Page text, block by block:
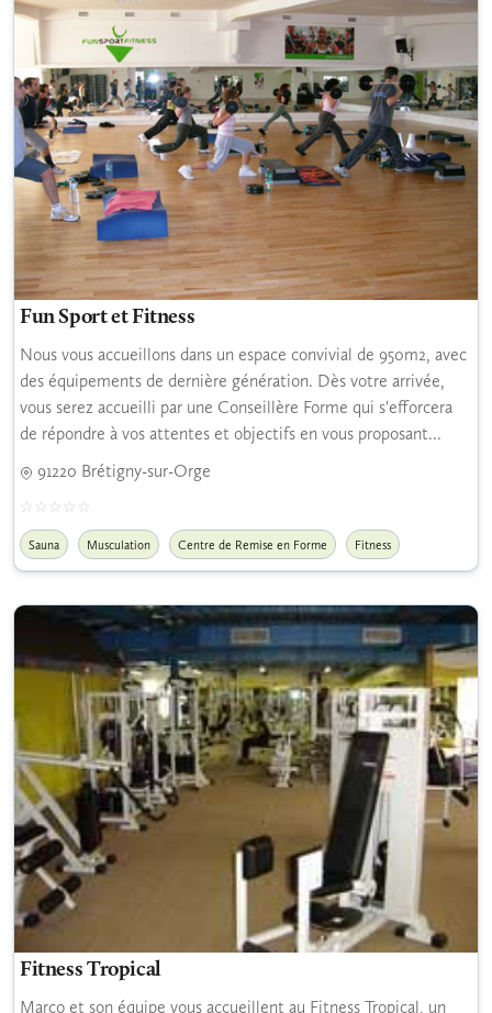
Fun Sport et Fitness
Nous vous accueillons dans un espace convivial de 950m2, avec
des équipements de dernière génération. Dès votre arrivée,
vous serez accueilli par une Conseillère Forme qui s'efforcera
de répondre à vos attentes et objectifs en vous proposant...
91220 Brétigny-sur-Orge
Sauna Musculation Centre de Remise en Forme Fitness
Fitness Tropical
Marco et son équipe vous accueillent au Fitness Tropical, un